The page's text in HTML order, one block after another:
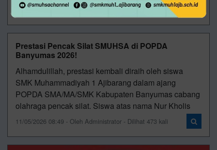
09/07/2026 10:55 - Oleh Administrator - Dilihat 315 kali
Prestasi Pencak Silat SMUHSA di POPDA
Banyumas 2026!
Alhamdulillah, prestasi kembali diraih oleh siswa
SMK Muhammadiyah 1 Ajibarang dalam ajang
POPDA SMA/MA/SMK Kabupaten Banyumas cabang
olahraga pencak silat. Siswa atas nama Nur Kholis
11/05/2026 08:49 - Oleh Administrator - Dilihat 473 kali